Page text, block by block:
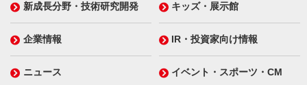
新成長分野・技術研究開発 キッズ・展示館
企業情報 IR・投資家向け情報
ニュース イベント・スポーツ・CM